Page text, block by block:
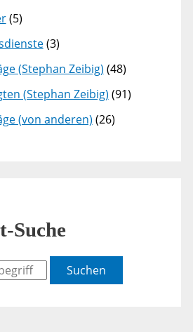
(5)
(3)
(Stephan Zeibig) (48)
(Stephan Zeibig) (91)
(von anderen) (26)
Suche
Suchen